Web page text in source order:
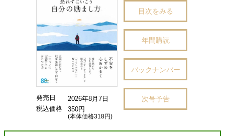
発売日
2026年8月7日
税込価格
350円
(本体価格318円)
目次をみる
年間購読
バックナンバー
次号予告